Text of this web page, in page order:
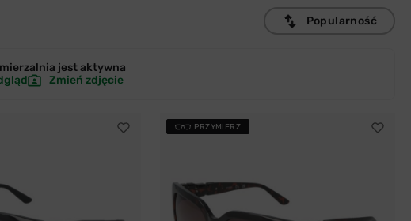
Popularność
jestaktywna
Zmień zdjęcie
PRZYMIERZ